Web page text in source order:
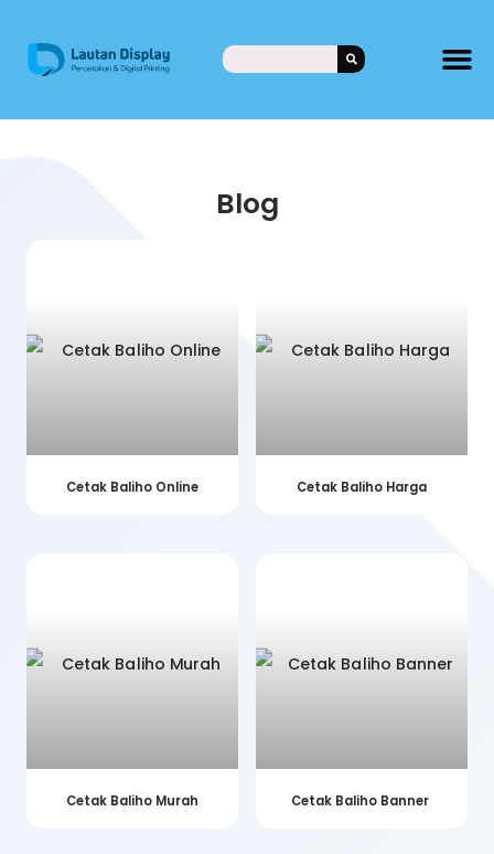
Blog
Cetak Baliho Online Cetak Baliho Harga
Cetak Baliho Murah Cetak Baliho Banner